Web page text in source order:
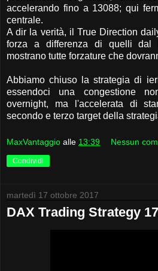
accelerando fino a 13088; qui
centrale.
A dir la verità, il True Direction
forza a differenza di quelli
mostrano tutte forzature che
Abbiamo chiuso la strategia di
essendoci una congestione
overnight, ma l'accelerata di
secondo e terzo target della
MaxVantaggio alle 13:39 Nessun
Condividi
martedì 17 ottobre 2017
DAX Trading Strategy